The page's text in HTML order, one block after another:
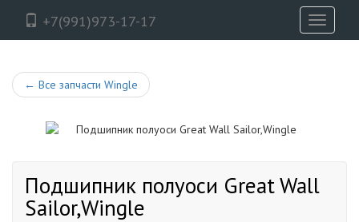
+7(991)973-17-17
Toggle
← Все запчасти Wingle
Подшипник полуоси Great Wall
Sailor,Wingle